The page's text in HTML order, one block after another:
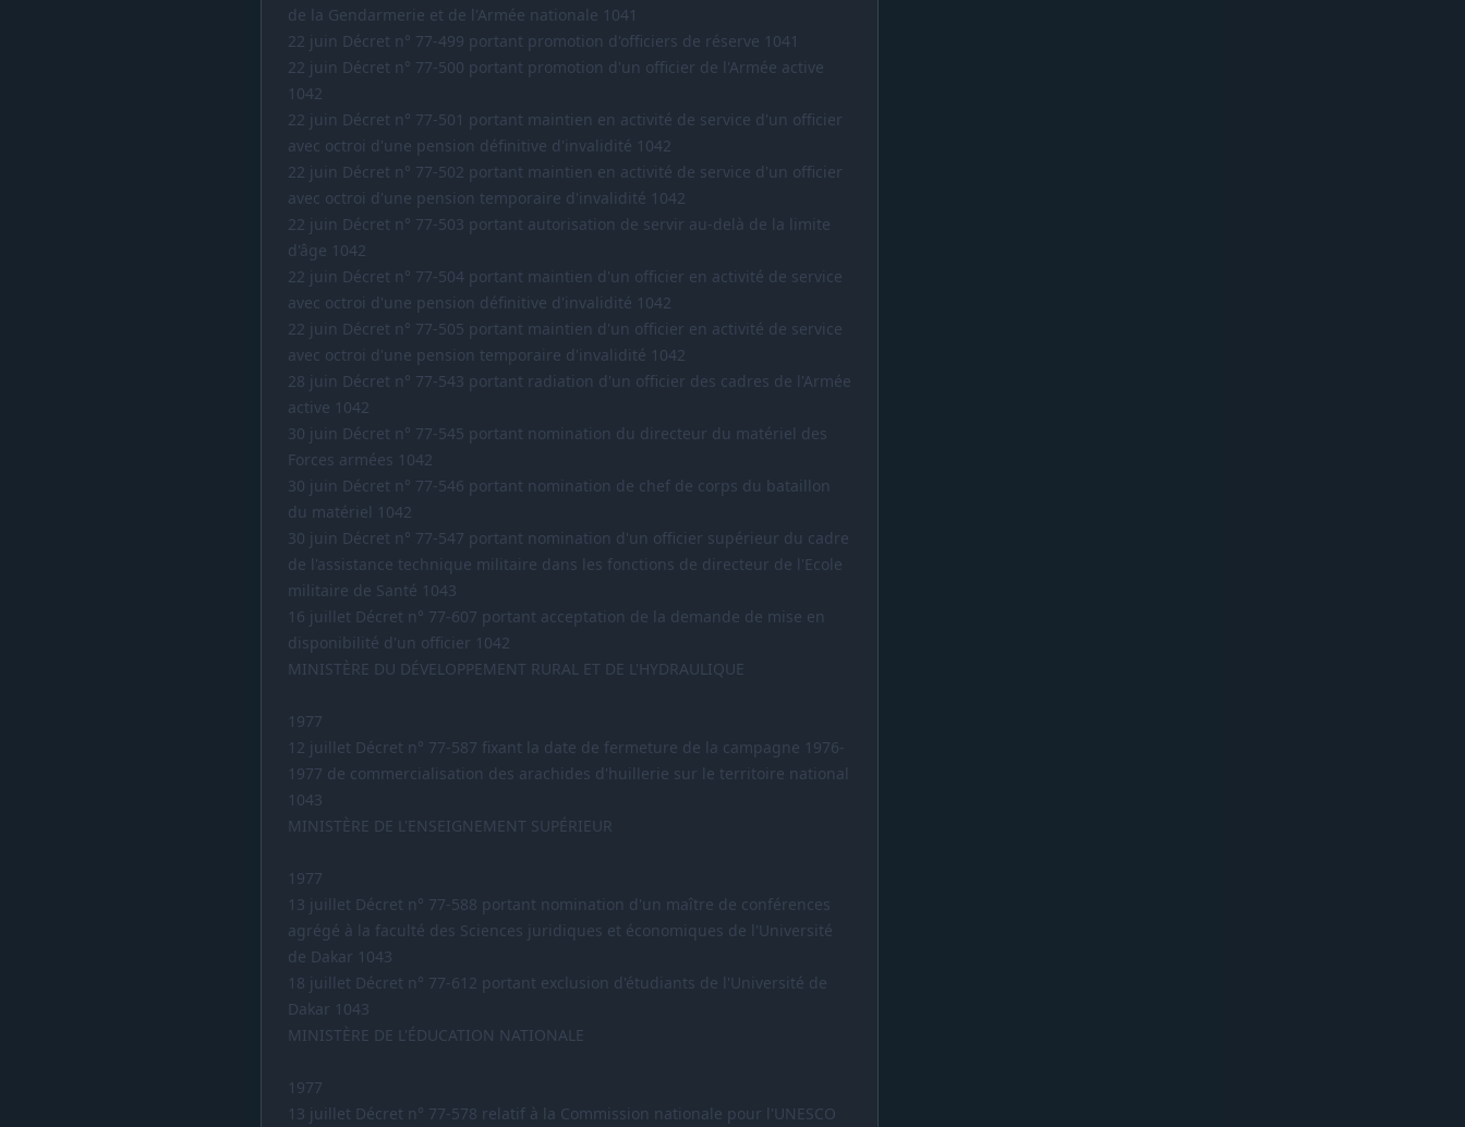
de la Gendarmerie et de l'Armée nationale 1041
22 juin Décret n° 77-499 portant promotion d'officiers de réserve 1041
22 juin Décret n° 77-500 portant promotion d'un officier de l'Armée active
1042
22 juin Décret n° 77-501 portant maintien en activité de service d'un officier
avec octroi d'une pension définitive d'invalidité 1042
22 juin Décret n° 77-502 portant maintien en activité de service d'un officier
avec octroi d'une pension temporaire d'invalidité 1042
22 juin Décret n° 77-503 portant autorisation de servir au-delà de la limite
d'âge 1042
22 juin Décret n° 77-504 portant maintien d'un officier en activité de service
avec octroi d'une pension définitive d'invalidité 1042
22 juin Décret n° 77-505 portant maintien d'un officier en activité de service
avec octroi d'une pension temporaire d'invalidité 1042
28 juin Décret n° 77-543 portant radiation d'un officier des cadres de l'Armée
active 1042
30 juin Décret n° 77-545 portant nomination du directeur du matériel des
Forces armées 1042
30 juin Décret n° 77-546 portant nomination de chef de corps du bataillon
du matériel 1042
30 juin Décret n° 77-547 portant nomination d'un officier supérieur du cadre
de l'assistance technique militaire dans les fonctions de directeur de l'Ecole
militaire de Santé 1043
16 juillet Décret n° 77-607 portant acceptation de la demande de mise en
disponibilité d'un officier 1042
MINISTÈRE DU DÉVELOPPEMENT RURAL ET DE L'HYDRAULIQUE
1977
12 juillet Décret n° 77-587 fixant la date de fermeture de la campagne 1976-
1977 de commercialisation des arachides d'huillerie sur le territoire national
1043
MINISTÈRE DE L'ENSEIGNEMENT SUPÉRIEUR
1977
13 juillet Décret n° 77-588 portant nomination d'un maître de conférences
agrégé à la faculté des Sciences juridiques et économiques de l'Université
de Dakar 1043
18 juillet Décret n° 77-612 portant exclusion d'étudiants de l'Université de
Dakar 1043
MINISTÈRE DE L'ÉDUCATION NATIONALE
1977
13 juillet Décret n° 77-578 relatif à la Commission nationale pour l'UNESCO